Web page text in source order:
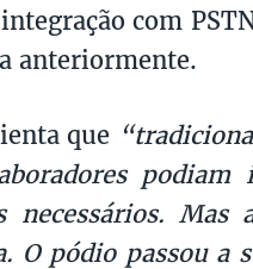
com
anteriormente.
que
necessários.
O pódio passou